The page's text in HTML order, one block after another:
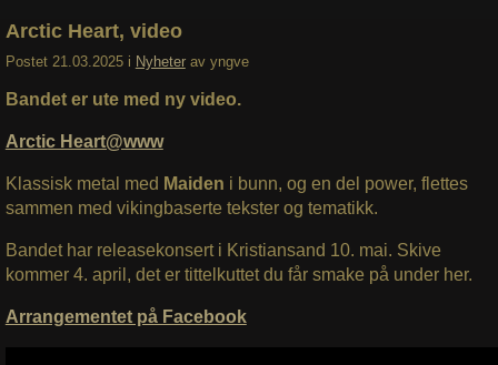
Arctic Heart, video
Postet 21.03.2025 i Nyheter av yngve
Bandet er ute med ny video.
Arctic Heart@www
Klassisk metal med Maiden i bunn, og en del power, flettes
sammen med vikingbaserte tekster og tematikk.
Bandet har releasekonsert i Kristiansand 10. mai. Skive
kommer 4. april, det er tittelkuttet du får smake på under her.
Arrangementet på Facebook